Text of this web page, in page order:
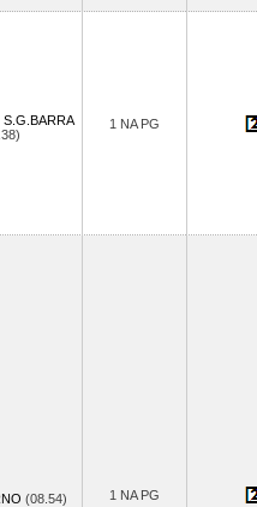
S.G.BARRA
1 NA PG
(08.54) 1 NA PG